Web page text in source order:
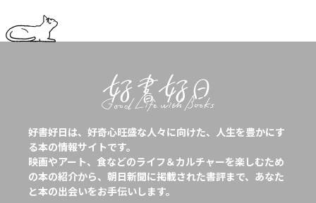
好書好日は、好奇心旺盛な人々に向けた、人生を豊かにす
る本の情報サイトです。
映画やアート、食などのライフ＆カルチャーを楽しむため
の本の紹介から、朝日新聞に掲載された書評まで、あなた
と本の出会いをお手伝いします。